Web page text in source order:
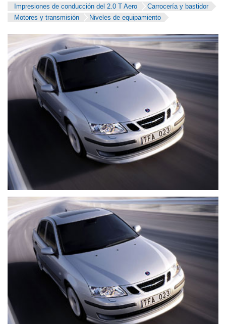
Impresiones de conducción del 2.0 T Aero
Carrocería y bastidor
Motores y transmisión
Niveles de equipamiento